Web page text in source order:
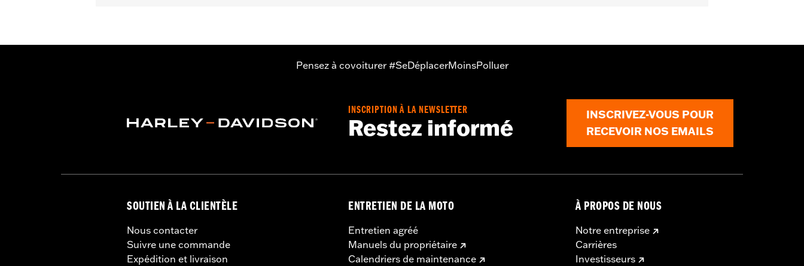
Hauteur totale du pare-brise:7.0
Pensez à covoiturer #SeDéplacerMoinsPolluer
INSCRIPTION À LA NEWSLETTER
Restez informé
INSCRIVEZ-VOUS POUR
RECEVOIR NOS EMAILS
SOUTIEN À LA CLIENTÈLE
Nous contacter
Suivre une commande
Expédition et livraison
ENTRETIEN DE LA MOTO
Entretien agréé
Manuels du propriétaire
Calendriers de maintenance
À PROPOS DE NOUS
Notre entreprise
Carrières
Investisseurs